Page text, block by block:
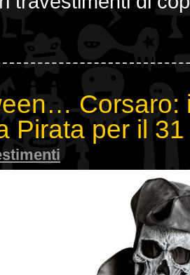
Corsaro:
Pirata per il